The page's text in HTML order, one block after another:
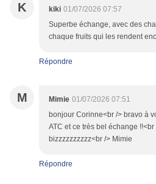
K kiki 01/07/2026 07:57
Superbe échange, avec des
chaque fruits qui les rendent
Répondre
M Mimie 01/07/2026 07:51
bonjour Corinne<br /> bravo à
ATC et ce très bel échange
bizzzzzzzzzz<br /> Mimie
Répondre